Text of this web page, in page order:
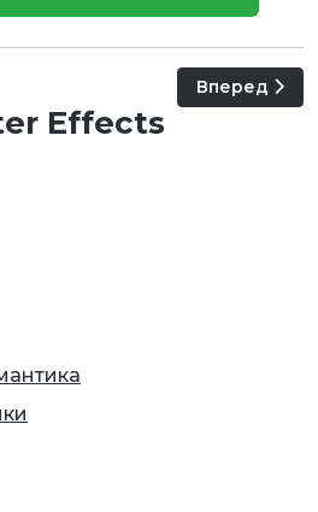
Hearts Slideshow Следующий:
Вперед
Effects